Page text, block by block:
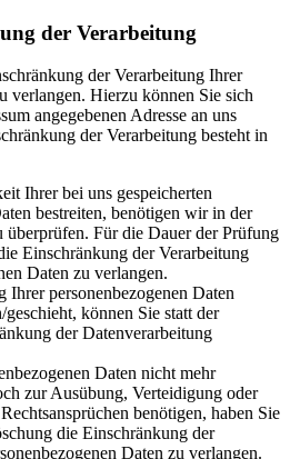
der Verarbeitung
der Verarbeitung Ihrer
verlangen. Hierzu können Sie sich
angegebenen Adresse an uns
der Verarbeitung besteht in
Ihrer bei uns gespeicherten
bestreiten, benötigen wir in der
überprüfen. Für die Dauer der Prüfung
Einschränkung der Verarbeitung
Daten zu verlangen.
Ihrer personenbezogenen Daten
können Sie statt der
der Datenverarbeitung
Daten nicht mehr
zur Ausübung, Verteidigung oder
benötigen, haben Sie
die Einschränkung der
Daten zu verlangen.